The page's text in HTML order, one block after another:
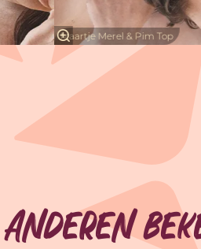
Maartje Merel & Pim Top
Anderen